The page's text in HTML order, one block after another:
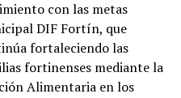
con las metas
DIF Fortín, que
fortaleciendo las
fortinenses mediante la
Alimentaria en los